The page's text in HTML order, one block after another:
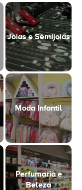
Joias e Semijoias
Moda Infantil
Perfumaria e
Beleza